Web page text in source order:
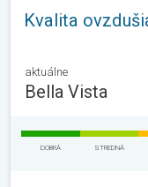
Kvalita
aktuálne
Bella Vista
DOBRÁ STREDNÁ